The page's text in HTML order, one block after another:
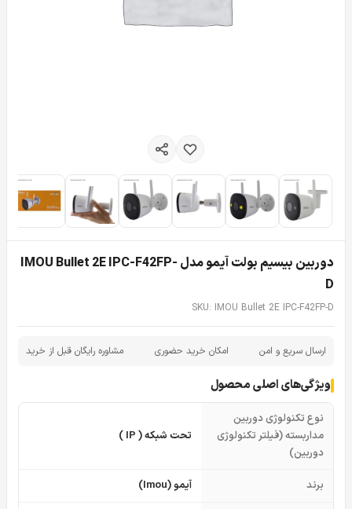
دوربین بیسیم بولت آیمو مدل IMOU Bullet 2E IPC-F42FP-
D
SKU: IMOU Bullet 2E IPC-F42FP-D
ارسال سریع و امن امکان خرید حضوری مشاوره رایگان قبل از خرید
ویژگی‌های اصلی محصول
نوع تکنولوژی دوربین
مداربسته (فیلتر تکنولوژی
دوربین)
تحت شبکه ( IP )
برند آیمو (Imou)